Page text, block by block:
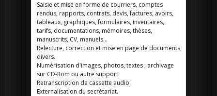
Saisie et mise en forme de courriers, comptes
rendus, rapports, contrats, devis, factures, avoirs,
tableaux, graphiques, formulaires, inventaires,
tarifs, documentations, mémoires, thèses,
manuscrits, CV, manuels...
Relecture, correction et mise en page de documents
divers.
Numérisation d'images, photos, textes ; archivage
sur CD-Rom ou autre support.
Retranscription de cassette audio.
Externalisation du secrétariat.